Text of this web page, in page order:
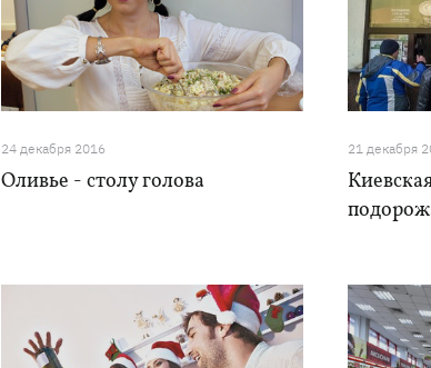
24 декабря 2016
Оливье - столу голова
21 декабря